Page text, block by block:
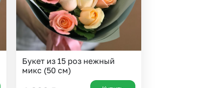
Букет из 15 роз нежный
микс (50 см)